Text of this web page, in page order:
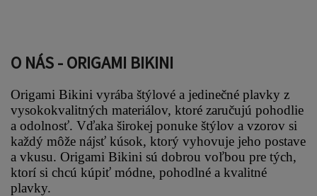
O NÁS - ORIGAMI BIKINI
Origami Bikini vyrába štýlové a jedinečné plavky z
vysokokvalitných materiálov, ktoré zaručujú pohodlie
a odolnosť. Vďaka širokej ponuke štýlov a vzorov si
každý môže nájsť kúsok, ktorý vyhovuje jeho postave
a vkusu. Origami Bikini sú dobrou voľbou pre tých,
ktorí si chcú kúpiť módne, pohodlné a kvalitné
plavky.